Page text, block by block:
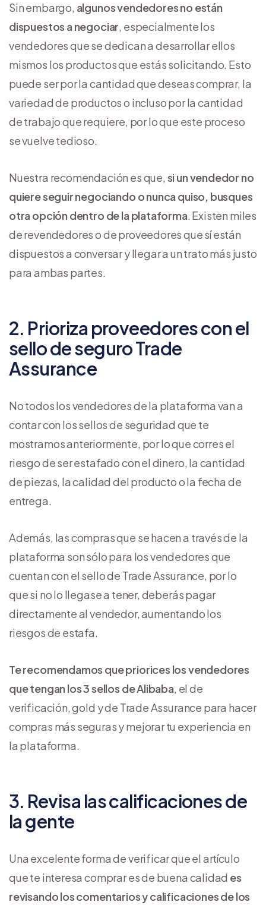
Sin embargo, algunos vendedores no están
dispuestos a negociar, especialmente los
vendedores que se dedican a desarrollar ellos
mismos los productos que estás solicitando. Esto
puede ser por la cantidad que deseas comprar, la
variedad de productos o incluso por la cantidad
de trabajo que requiere, por lo que este proceso
se vuelve tedioso.
Nuestra recomendación es que, si un vendedor no
quiere seguir negociando o nunca quiso, busques
otra opción dentro de la plataforma. Existen miles
de revendedores o de proveedores que sí están
dispuestos a conversar y llegar a un trato más justo
para ambas partes.
2. Prioriza proveedores con el
sello de seguro Trade
Assurance
No todos los vendedores de la plataforma van a
contar con los sellos de seguridad que te
mostramos anteriormente, por lo que corres el
riesgo de ser estafado con el dinero, la cantidad
de piezas, la calidad del producto o la fecha de
entrega.
Además, las compras que se hacen a través de la
plataforma son sólo para los vendedores que
cuentan con el sello de Trade Assurance, por lo
que si no lo llegase a tener, deberás pagar
directamente al vendedor, aumentando los
riesgos de estafa.
Te recomendamos que priorices los vendedores
que tengan los 3 sellos de Alibaba, el de
verificación, gold y de Trade Assurance para hacer
compras más seguras y mejorar tu experiencia en
la plataforma.
3. Revisa las calificaciones de
la gente
Una excelente forma de verificar que el artículo
que te interesa comprar es de buena calidad es
revisando los comentarios y calificaciones de los